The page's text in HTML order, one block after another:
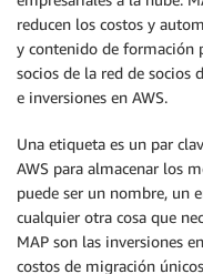
reducen los costos y
y contenido de formación
socios de la red de socios
e inversiones en AWS.
Una etiqueta es un par
AWS para almacenar los
puede ser un nombre, un
cualquier otra cosa que
MAP son las inversiones
costos de migración